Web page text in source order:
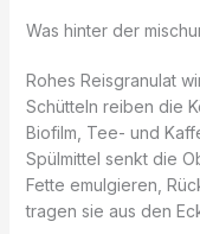
Was hinter der
Rohes Reisgranulat
Schütteln reiben die
Biofilm, Tee- und
Spülmittel senkt die
Fette emulgieren,
tragen sie aus den